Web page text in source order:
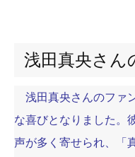
浅田真央さん
浅田真央さんのファ
な喜びとなりました。
声が多く寄せられ、「